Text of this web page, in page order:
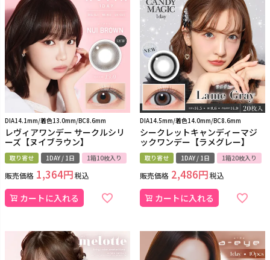
DIA14.1mm/着色13.0mm/BC8.6mm
レヴィアワンデー サークルシリ
ーズ【ヌイブラウン】
取り寄せ 1DAY / 1日 1箱10枚入り
販売価格 1,364 税込
カートに入れる
DIA14.5mm/着色14.0mm/BC8.6mm
シークレットキャンディーマジ
ックワンデー【ラメグレー】
取り寄せ 1DAY / 1日 1箱20枚入り
販売価格 2,486 税込
カートに入れる